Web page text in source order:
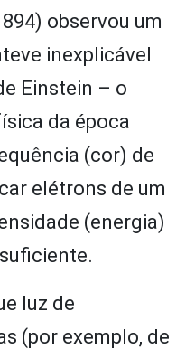
observou um
inexplicável
Einstein – o
da época
(cor) de
elétrons de um
(energia)
luz de
(por exemplo, de